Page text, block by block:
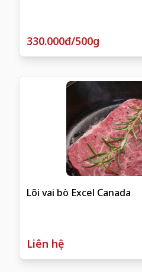
330.000đ/500g
Lõi vai bò Excel Canada
Liên hệ